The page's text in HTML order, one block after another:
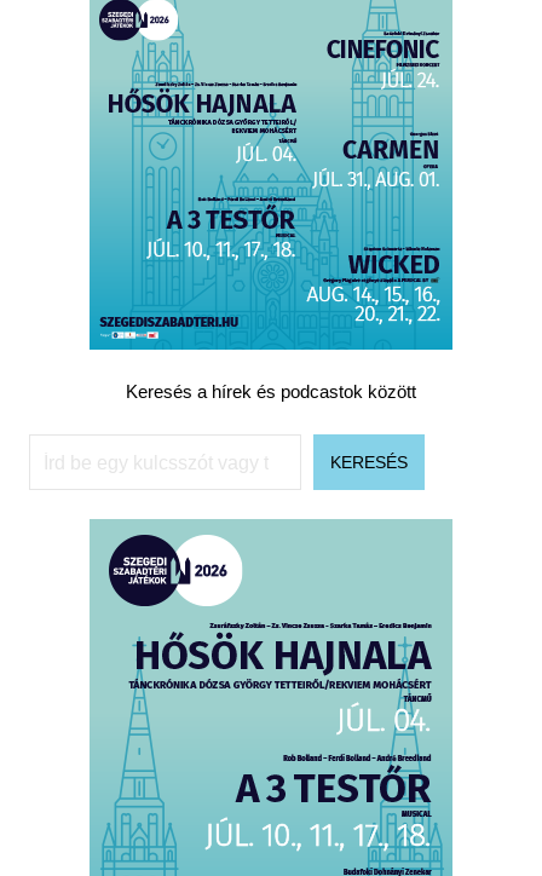
Keresés a hírek és podcastok között
Keresés
KERESÉS